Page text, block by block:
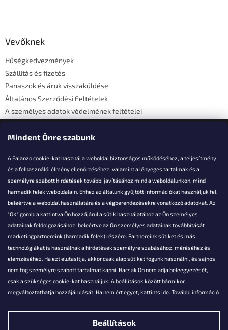
Mindent Önre szabunk
A Falanzo cookie-kat használ a weboldal biztonságos működéséhez, a teljesítmény
és a felhasználói élmény ellenőrzéséhez, valamint a lényeges tartalmak és a
személyre szabott hirdetések további javításához mind a weboldalunkon, mind
harmadik felek weboldalain. Ehhez az általunk gyűjtött információkat használjuk fel,
beleértve a weboldal használatára és a végberendezésekre vonatkozó adatokat. Az
"OK" gombra kattintva Ön hozzájárul a sütik használatához az Ön személyes
adatainak feldolgozásához, beleértve az Ön személyes adatainak továbbítását
marketingpartnereink (harmadik felek) részére. Partnereink sütiket és más
technológiákat is használnak a hirdetések személyre szabásához, méréséhez és
elemzéséhez. Ha ezt elutasítja, akkor csak alap sütiket fogunk használni, és sajnos
nem fog személyre szabott tartalmat kapni. Hacsak Ön nem adja beleegyezését,
csak a szükséges cookie-kat használjuk. A beállítások között bármikor
megváltoztathatja hozzájárulását. Ha nem ért egyet, kattints ide. További információ
Beállítások
Vevőknek
Hűségkedvezmények
Szállítás és fizetés
Panaszok és áruk visszaküldése
Általános Szerződési Feltételek
A személyes adatok védelmének feltételei
Elérhetőségi adatok
Akarsz kérdezni valamit?
info@falanzo.hu